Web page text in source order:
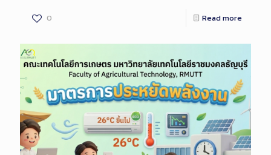
0 Read more